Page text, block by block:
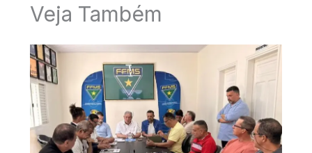
Veja Também